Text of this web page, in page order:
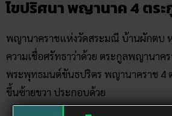
ไขปริศนา พญานาค4 ตร
พญานาคราชแห่งวัดสระมณี บ้านผักตบ
ความเชื่อศรัทธาว่าด้วย ตระกูลพญานาค
พระพุทธมนต์ขันธปริตร พญานาคราช 4
ขึ้นซ้ายขวา ประกอบด้วย